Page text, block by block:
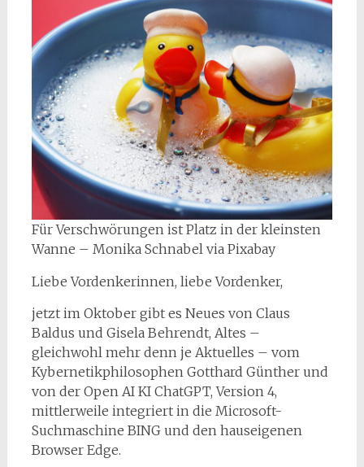
Für Verschwörungen ist Platz in der kleinsten
Wanne – Monika Schnabel via Pixabay
Liebe Vordenkerinnen, liebe Vordenker,
jetzt im Oktober gibt es Neues von Claus
Baldus und Gisela Behrendt, Altes –
gleichwohl mehr denn je Aktuelles – vom
Kybernetikphilosophen Gotthard Günther und
von der Open AI KI ChatGPT, Version 4,
mittlerweile integriert in die Microsoft-
Suchmaschine BING und den hauseigenen
Browser Edge.